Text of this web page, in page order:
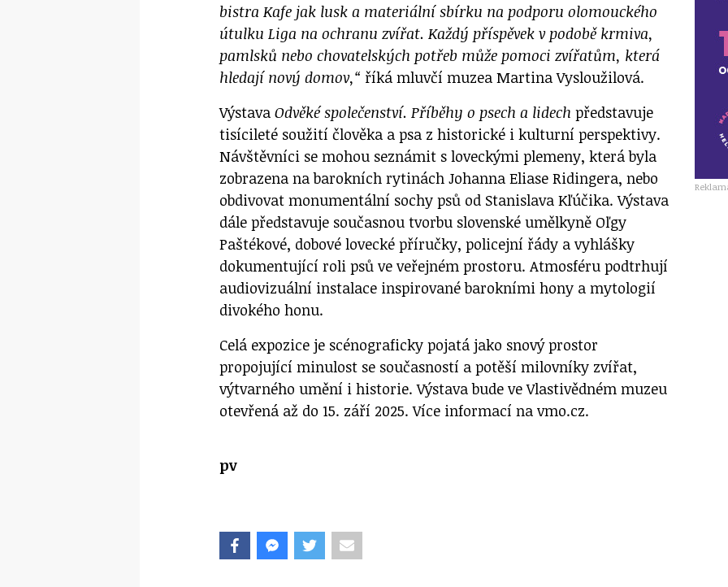
bistra Kafe jak lusk a materiální sbírku na podporu olomouckého
útulku Liga na ochranu zvířat. Každý příspěvek v podobě krmiva,
pamlsků nebo chovatelských potřeb může pomoci zvířatům, která
hledají nový domov,“ říká mluvčí muzea Martina Vysloužilová.
VýstavaOdvěké společenství. Příběhy o psech a lidech představuje
tisícileté soužití člověka a psa z historické i kulturní perspektivy.
Návštěvníci se mohou seznámit s loveckými plemeny, která byla
zobrazena na barokních rytinách Johanna Eliase Ridingera, nebo
obdivovat monumentální sochy psů od Stanislava Kľúčika. Výstava
dále představuje současnou tvorbu slovenské umělkyně Oľgy
Paštékové, dobové lovecké příručky, policejní řády a vyhlášky
dokumentující roli psů ve veřejném prostoru. Atmosféru podtrhují
audiovizuální instalace inspirované barokními hony a mytologií
divokého honu.
Celá expozice je scénograficky pojatá jako snový prostor
propojující minulost se současností a potěší milovníky zvířat,
výtvarného umění i historie. Výstava bude ve Vlastivědném muzeu
otevřená až do 15. září 2025. Více informací na vmo.cz.
pv